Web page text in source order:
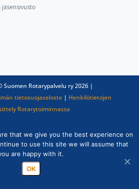
jäsensivusto
Suomen Rotarypalvelu ry 2026 |
tietosuojaseloste | Henkilötietojen
Rotarytoiminnassa
that we give you the best experience on
to use this site we will assume that
are happy with it.
OK